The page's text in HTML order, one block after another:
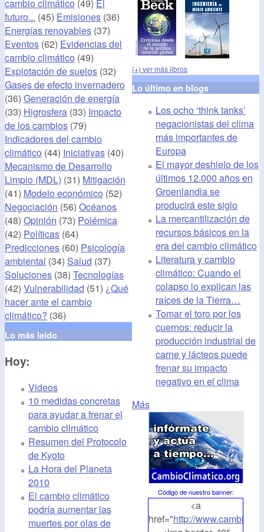
cambio climático (49) El
futuro... (45) Emisiones (36)
Energías renovables (37)
Eventos (62) Evidencias del
cambio climático (49)
Explotación de suelos (32)
Gases de efecto invernadero
(36) Generación de energía
(33) Higrosfera (33) Impacto
de los cambios (79)
Indicadores del cambio
climático (44) Iniciativas (40)
Mecanismo de Desarrollo
Limpio (MDL) (31) Mitigación
(41) Modelo económico (52)
Negociación (56) Océanos
(48) Opinión (73) Polémica
(42) Políticas (64)
Predicciones (60) Psicología
ambiental (34) Salud (37)
Soluciones (38) Tecnologías
(42) Vulnerabilidad (51) ¿Qué
hacer ante el cambio
climático? (36)
Lo más leído
Hoy:
Videos
10 medidas concretas
para ayudar a frenar el
cambio climático
Resumen del Protocolo
de Kyoto
La Hora del Planeta
2010
El cambio climático
podría aumentar las
muertes por olas de
(+) ver más libros
Lo último en blogs
Los ocho ‘think tanks’
negacionistas del clima
más importantes de
Europa
El mayor deshielo de los
últimos 12.000 años en
Groenlandia se
producirá este siglo
La mercantilización de
recursos básicos en la
era del cambio climático
Literatura y cambio
climático: Cuando el
colapso lo explican las
raíces de la Tierra…
Tomar el toro por los
cuernos: reducir la
producción industrial de
carne y lácteos puede
frenar su impacto
negativo en el clima
Más
Código de nuestro banner:
<a
href="http://